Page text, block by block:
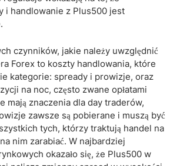
i handlowanie z Plus500 jest
czynników, jakie należy uwzględnić
Forex to koszty handlowania, które
kategorie: spready i prowizje, oraz
na noc, często zwane opłatami
mają znaczenia dla day traderów,
zawsze są pobierane i muszą być
tych, którzy traktują handel na
nim zarabiać. W najbardziej
okazało się, że Plus500 w